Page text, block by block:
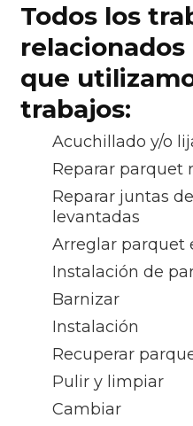
Todos los
que
trabajos:
Acuchillado y/o
Reparar parquet
Reparar juntas
levantadas
Arreglar parquet
Instalación de
Barnizar
Instalación
Recuperar
Pulir y limpiar
Cambiar